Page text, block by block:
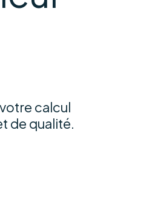
calcul
de qualité.